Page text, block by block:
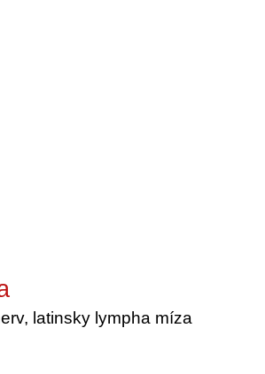
latinsky lympha míza